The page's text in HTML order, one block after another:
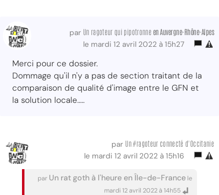
par Un ragoteur qui pipotronne en Auvergne-Rhône-Alpes
le mardi 12 avril 2022 à 15h27
Merci pour ce dossier.
Dommage qu'il n'y a pas de section traitant de la
comparaison de qualité d'image entre le GFN et
la solution locale.....
par Un #ragoteur connecté d'Occitanie
le mardi 12 avril 2022 à 15h16
par Un rat goth à l'heure en Île-de-France le
mardi 12 avril 2022 à 14h55